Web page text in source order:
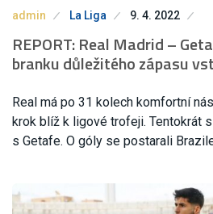
admin La Liga 9. 4. 2022
REPORT: Real Madrid –
branku důležitého zápasu
Real má po 31 kolech komfortní
krok blíž k ligové trofeji. Tentokrát
s Getafe. O góly se postarali